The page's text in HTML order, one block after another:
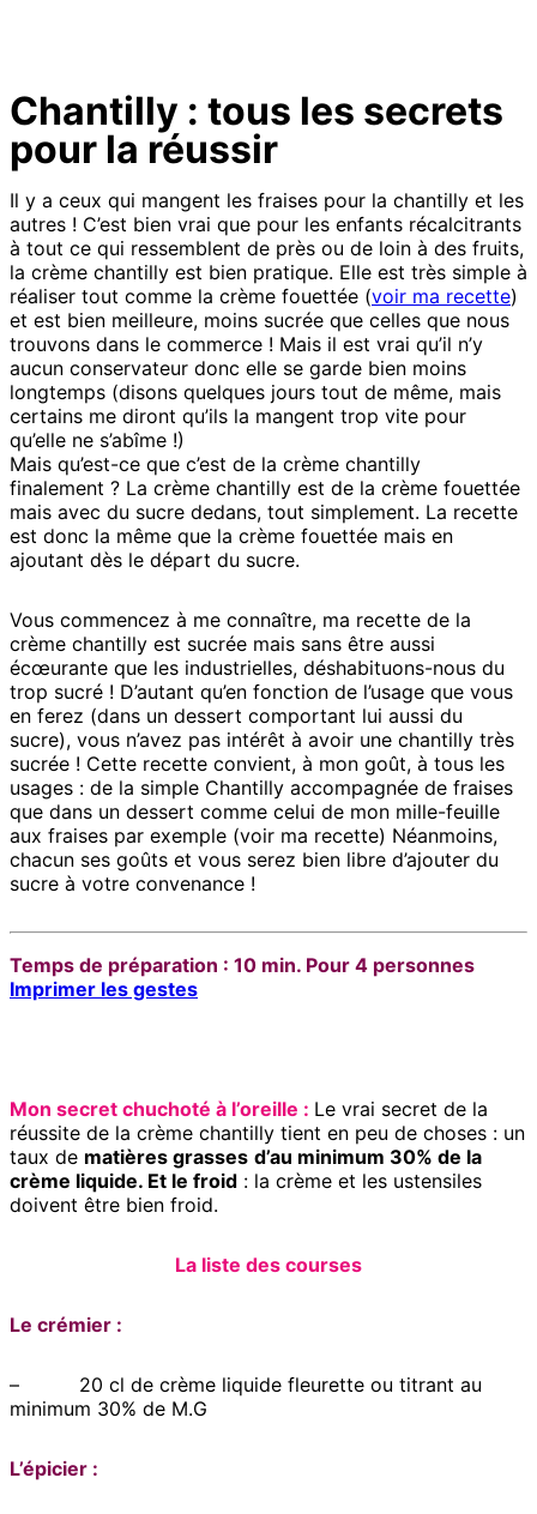
Chantilly : tous les secrets
pour la réussir
Il y a ceux qui mangent les fraises pour la chantilly et les
autres ! C’est bien vrai que pour les enfants récalcitrants
à tout ce qui ressemblent de près ou de loin à des fruits,
la crème chantilly est bien pratique. Elle est très simple à
réaliser tout comme la crème fouettée (voir ma recette)
et est bien meilleure, moins sucrée que celles que nous
trouvons dans le commerce ! Mais il est vrai qu’il n’y
aucun conservateur donc elle se garde bien moins
longtemps (disons quelques jours tout de même, mais
certains me diront qu’ils la mangent trop vite pour
qu’elle ne s’abîme !)
Mais qu’est-ce que c’est de la crème chantilly
finalement ? La crème chantilly est de la crème fouettée
mais avec du sucre dedans, tout simplement. La recette
est donc la même que la crème fouettée mais en
ajoutant dès le départ du sucre.
Vous commencez à me connaître, ma recette de la
crème chantilly est sucrée mais sans être aussi
écœurante que les industrielles, déshabituons-nous du
trop sucré ! D’autant qu’en fonction de l’usage que vous
en ferez (dans un dessert comportant lui aussi du
sucre), vous n’avez pas intérêt à avoir une chantilly très
sucrée ! Cette recette convient, à mon goût, à tous les
usages : de la simple Chantilly accompagnée de fraises
que dans un dessert comme celui de mon mille-feuille
aux fraises par exemple (voir ma recette) Néanmoins,
chacun ses goûts et vous serez bien libre d’ajouter du
sucre à votre convenance !
Temps de préparation : 10 min. Pour 4 personnes
Imprimer les gestes
Mon secret chuchoté à l’oreille : Le vrai secret de la
réussite de la crème chantilly tient en peu de choses : un
taux de matières grasses d’au minimum 30% de la
crème liquide. Et le froid : la crème et les ustensiles
doivent être bien froid.
La liste des courses
Le crémier :
– 20 cl de crème liquide fleurette ou titrant au
minimum 30% de M.G
L’épicier :